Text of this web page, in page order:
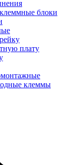
блоки
плату
клеммы